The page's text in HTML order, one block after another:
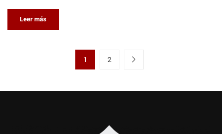
Leer más
1 2